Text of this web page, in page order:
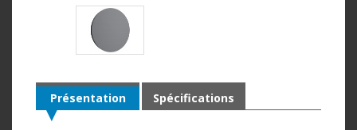
Présentation Spécifications